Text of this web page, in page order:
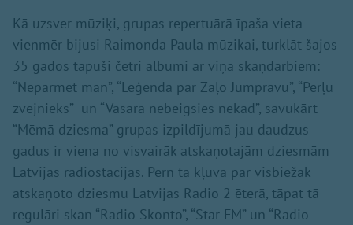
Kā uzsver mūziķi, grupas repertuārā īpaša vieta
vienmēr bijusi Raimonda Paula mūzikai, turklāt šajos
35 gados tapuši četri albumi ar viņa skaņdarbiem:
“Nepārmet man”, “Leģenda par Zaļo Jumpravu”, “Pērļu
zvejnieks” un “Vasara nebeigsies nekad”, savukārt
“Mēmā dziesma” grupas izpildījumā jau daudzus
gadus ir viena no visvairāk atskaņotajām dziesmām
Latvijas radiostacijās. Pērn tā kļuva par visbiežāk
atskaņoto dziesmu Latvijas Radio 2 ēterā, tāpat tā
regulāri skan “Radio Skonto”, “Star FM” un “Radio